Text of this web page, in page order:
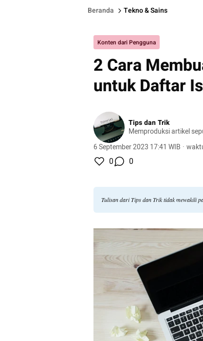
Beranda Tekno & Sains
Konten dari Pengguna
2 Cara
untuk Daftar
Tips dan Trik
Memproduksi artikel
6 September 2023 17:41 WIB ·
0 0
Tulisan dari Tips dan Trik tidak mewakili